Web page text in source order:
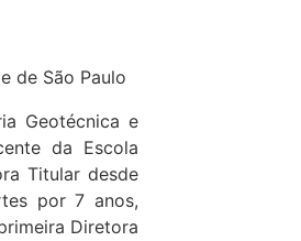
de São Paulo
Geotécnica e
da Escola
Titular desde
por 7 anos,
Diretora